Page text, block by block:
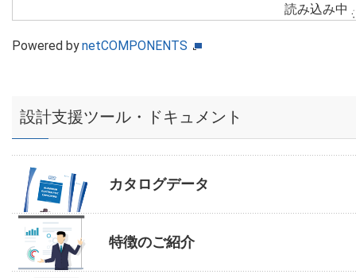
読み込み中
Powered bynetCOMPONENTS
設計支援ツール・ドキュメント
カタログデータ
特徴のご紹介